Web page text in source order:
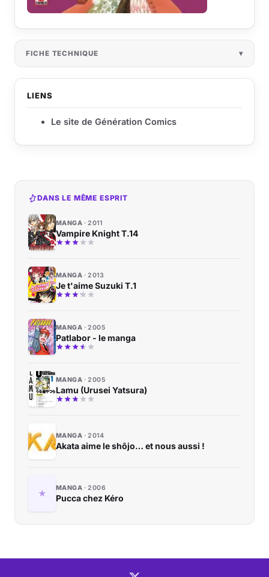
FICHE TECHNIQUE
LIENS
Le site de Génération Comics
DANS LE MÊME ESPRIT
MANGA 2011
Vampire Knight T.14
MANGA 2013
Je t'aime Suzuki T.1
MANGA 2005
Patlabor - le manga
MANGA 2005
Lamu (Urusei Yatsura)
MANGA 2014
Akata aime le shôjo… et nous aussi !
MANGA 2006
Pucca chez Kéro